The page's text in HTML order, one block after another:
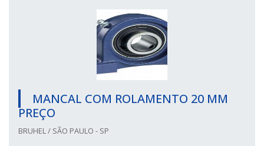
MANCAL COM ROLAMENTO 20 MM
PREÇO
BRUHEL / SÃO PAULO - SP